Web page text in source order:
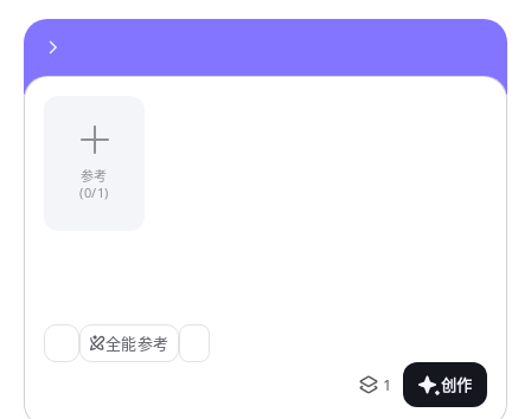
参考
(0/1)
全能参考
1
创作